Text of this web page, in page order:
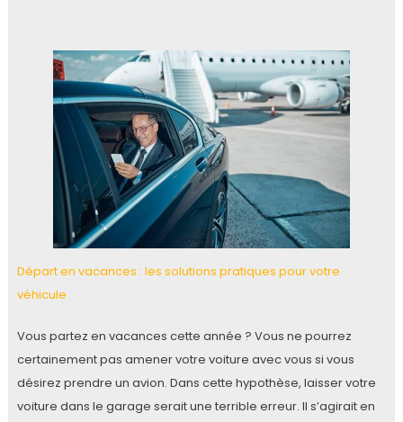
Départ en vacances : les solutions pratiques pour votre
véhicule
Vous partez en vacances cette année ? Vous ne pourrez
certainement pas amener votre voiture avec vous si vous
désirez prendre un avion. Dans cette hypothèse, laisser votre
voiture dans le garage serait une terrible erreur. Il s’agirait en